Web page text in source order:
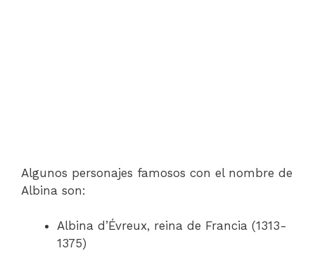
Algunos personajes famosos con el nombre de
Albina son:
Albina d’Évreux, reina de Francia (1313-
1375)